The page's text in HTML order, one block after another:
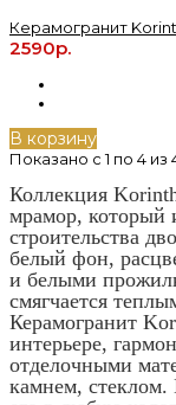
Керамогранит
2590р.
В корзину
Показано с 1 по 4 из
Коллекция
мрамор, который
строительства
белый фон,
и белыми
смягчается
Керамогранит
интерьере,
отделочными
камнем, стеклом.